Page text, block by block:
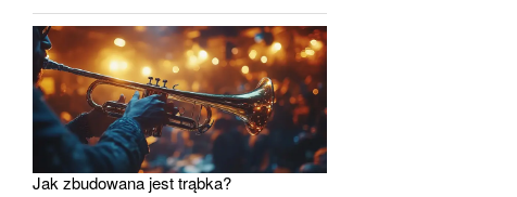
Jak zbudowana jest trąbka?